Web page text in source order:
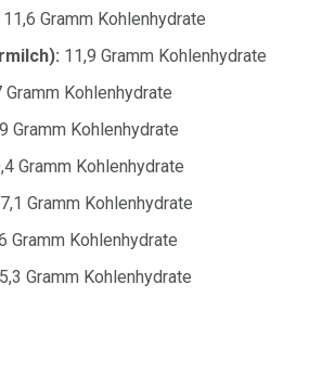
11,6 Gramm Kohlenhydrate
11,9 Gramm Kohlenhydrate
Gramm Kohlenhydrate
Gramm Kohlenhydrate
Gramm Kohlenhydrate
Gramm Kohlenhydrate
Gramm Kohlenhydrate
Gramm Kohlenhydrate